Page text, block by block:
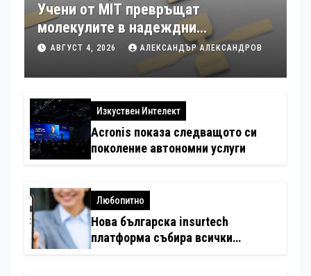
Учени от MIT превръщат
молекулите в надеждни
електронни устройства
АВГУСТ 4, 2026 АЛЕКСАНДЪР АЛЕКСАНДРОВ
Изкуствен Интелект
Acronis показа следващото си
поколение автономни услуги
Любопитно
Нова българска insurtech
платформа събира всички